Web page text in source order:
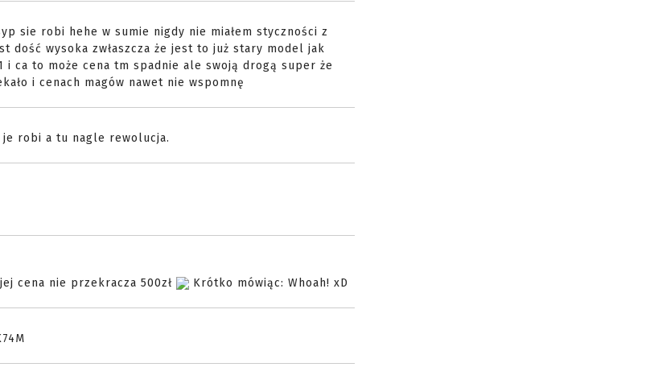
sie robi hehe w sumie nigdy nie miałem styczności z
wysoka zwłaszcza że jest to już stary model jak
i ca to może cena tm spadnie ale swoją drogą super że
i cenach magów nawet nie wspomnę
je robi a tu nagle rewolucja.
cena nie przekracza 500zł
Krótko mówiąc: Whoah! xD